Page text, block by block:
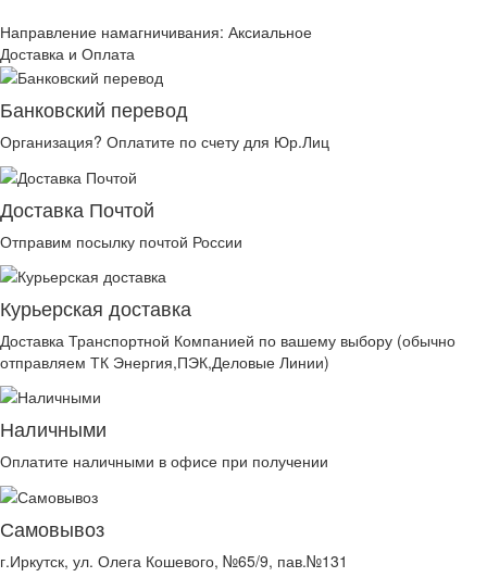
Направление намагничивания: Аксиальное
Доставка и Оплата
Банковский перевод
Организация? Оплатите по счету для Юр.Лиц
Доставка Почтой
Отправим посылку почтой России
Курьерская доставка
Доставка Транспортной Компанией по вашему выбору (обычно
отправляем ТК Энергия,ПЭК,Деловые Линии)
Наличными
Оплатите наличными в офисе при получении
Самовывоз
г.Иркутск, ул. Олега Кошевого, №65/9, пав.№131